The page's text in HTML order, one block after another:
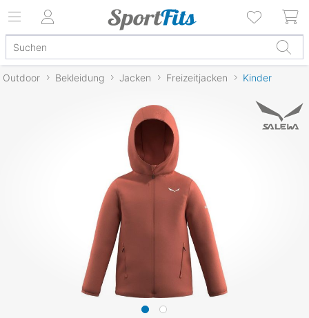
Outdoor Bekleidung Jacken Freizeitjacken Kinder